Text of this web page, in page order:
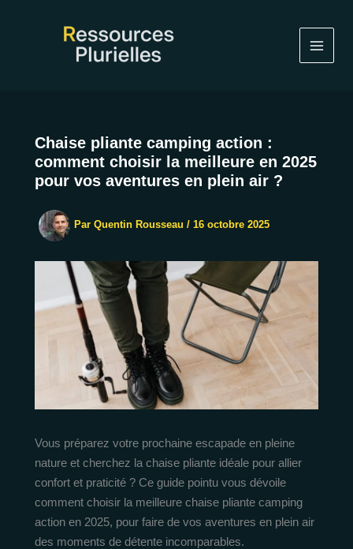
Chaise pliante camping action :
comment choisir la meilleure en 2025
pour vos aventures en plein air ?
Par Quentin Rousseau / 16 octobre 2025
Vous préparez votre prochaine escapade en pleine
nature et cherchez la chaise pliante idéale pour allier
confort et praticité ? Ce guide pointu vous dévoile
comment choisir la meilleure chaise pliante camping
action en 2025, pour faire de vos aventures en plein air
des moments de détente incomparables.